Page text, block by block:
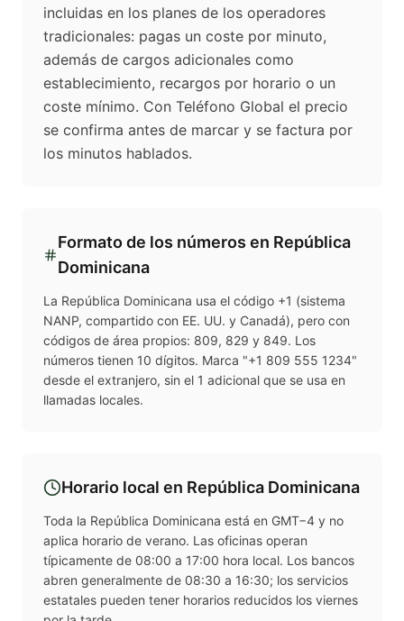
incluidas en los planes de los operadores
tradicionales: pagas un coste por minuto,
además de cargos adicionales como
establecimiento, recargos por horario o un
coste mínimo. Con Teléfono Global el precio
se confirma antes de marcar y se factura por
los minutos hablados.
Formato de los números en República
Dominicana
La República Dominicana usa el código +1 (sistema
NANP, compartido con EE. UU. y Canadá), pero con
códigos de área propios: 809, 829 y 849. Los
números tienen 10 dígitos. Marca "+1 809 555 1234"
desde el extranjero, sin el 1 adicional que se usa en
llamadas locales.
Horario local en República Dominicana
Toda la República Dominicana está en GMT−4 y no
aplica horario de verano. Las oficinas operan
típicamente de 08:00 a 17:00 hora local. Los bancos
abren generalmente de 08:30 a 16:30; los servicios
estatales pueden tener horarios reducidos los viernes